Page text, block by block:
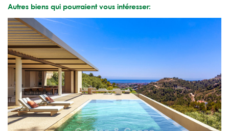
Autres biens qui pourraient vous intéresser: